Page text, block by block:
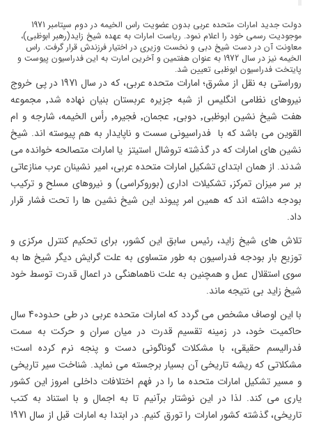
دولت جدید امارات متحده عربی بدون عضویت راس الخیمه در دوم سپتامبر 1971
موجودیت رسمی خود را اعلام نمود. ریاست امارات به عهده شیخ زاید(رهبر ابوظبی)،
معاونت آن در دست شیخ دبی و نخست وزیری در اختیار فرزندش قرار گرفت. راس
الخیمه نیز در سال 1972 به عنوان هفتمین و آخرین امارت به این فدراسیون پیوست و
پایتخت فدراسیون ابوظبی تعیین شد.
روراستی به نقل از مشرق؛ امارات متحده عربی، که در سال 1971 در پی خروج
نیروهای نظامی انگلیس از شبه جزیره عربستان بنیان نهاده شد٬ مجموعه
هفت شیخ نشین ابوظبی٬ دوبی٬ عجمان٬ فجیره٬ رأس الخیمه، شارجه و ام
القوین می باشد که با فدراسیونی سست و ناپایدار به هم پیوسته اند. شیخ
نشین های امارات که در گذشته تروشال استیتز یا امارات متصالحه خوانده می
شدند. از همان ابتدای تشکیل امارات متحده عربی، امیر نشینان عرب منازعاتی
بر سر میزان تمرکز٬ تشکیلات اداری (بوروکراسی) و نیروهای مسلح و ترکیب
بودجه داشته اند که همین امر پیوند این شیخ نشین ها را تحت فشار قرار
داد.
تلاش های شیخ زاید، رئیس سابق این کشور، برای تحکیم کنترل مرکزی و
توزیع بار بودجه فدراسیون به طور متساوی به علت گرایش دیگر شیخ ها به
سوی استقلال عمل و همچنین به علت ناهماهنگی در اعمال قدرت توسط خود
شیخ زاید بی نتیجه ماند.
با این اوصاف مشخص می گردد که امارات متحده عربی در طی حدود40 سال
حاکمیت خود، در زمینه تقسیم قدرت در میان سران و حرکت به سمت
فدرالیسم حقیقی، با مشکلات گوناگونی دست و پنجه نرم کرده است؛
مشکلاتی که ریشه تاریخی آن بسیار برجسته می نماید. شناخت سیر تاریخی
و مسیر تشکیل امارات متحده ما را در فهم اختلافات داخلی امروز این کشور
یاری می کند. لذا در این نوشتار برآنیم تا به اجمال و با استناد به کتب
تاریخی، گذشته کشور امارات را تورق کنیم. در ابتدا به امارات قبل از سال 1971